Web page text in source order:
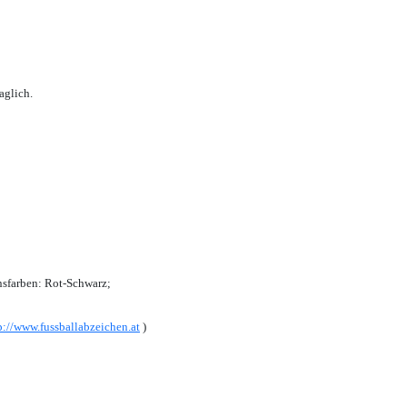
Rot-Schwarz;
www.fussballabzeichen.at )